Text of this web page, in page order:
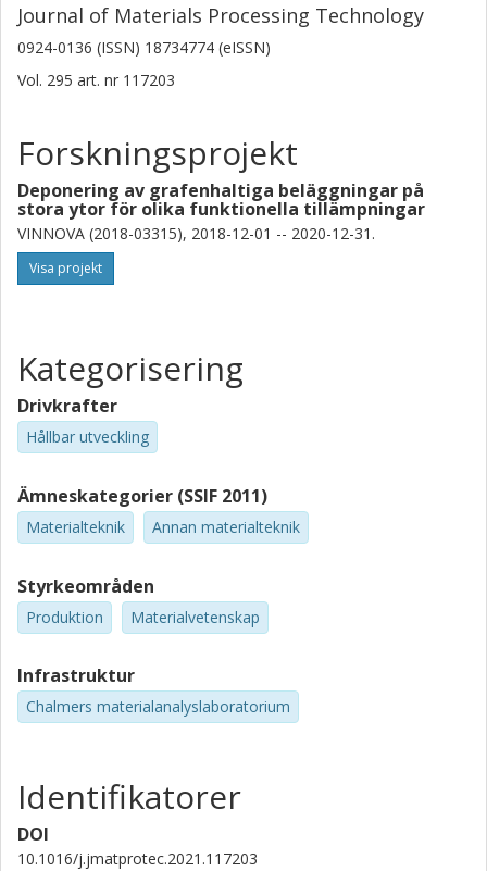
Journal of Materials Processing Technology
0924-0136 (ISSN) 18734774 (eISSN)
Vol. 295 art. nr 117203
Forskningsprojekt
Deponering av grafenhaltiga beläggningar på
stora ytor för olika funktionella tillämpningar
VINNOVA (2018-03315), 2018-12-01 -- 2020-12-31.
Visa projekt
Kategorisering
Drivkrafter
Hållbar utveckling
Ämneskategorier (SSIF 2011)
Materialteknik Annan materialteknik
Styrkeområden
Produktion Materialvetenskap
Infrastruktur
Chalmers materialanalyslaboratorium
Identifikatorer
DOI
10.1016/j.jmatprotec.2021.117203